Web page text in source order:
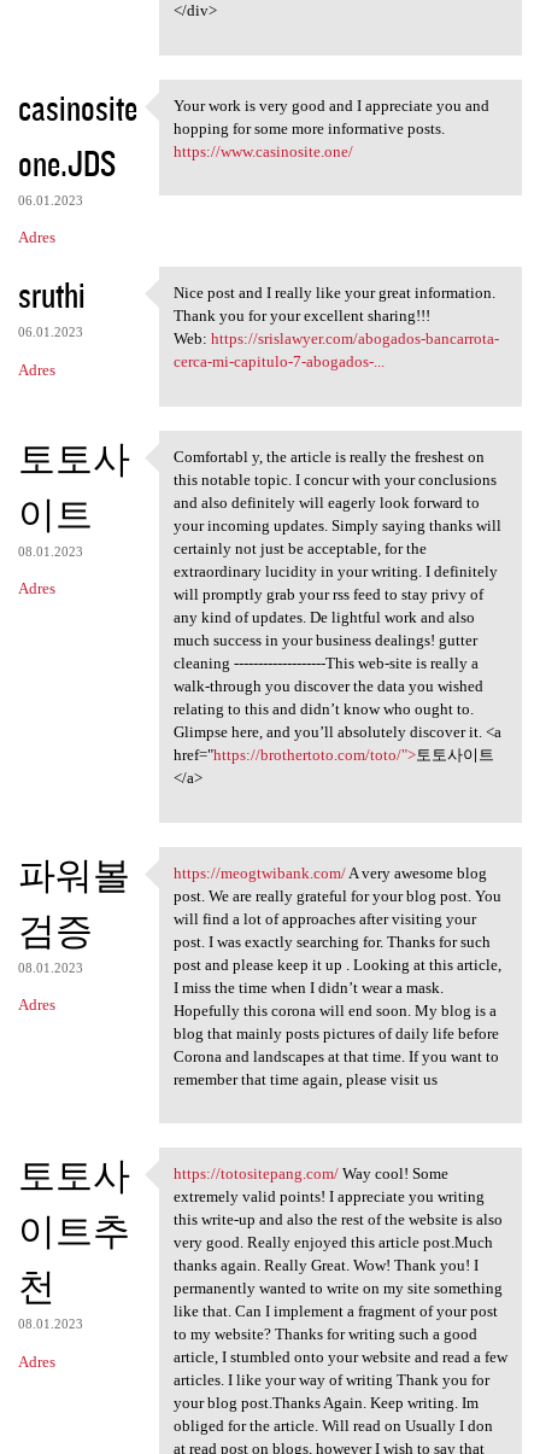
</div>
casinosite
one.JDS
06.01.2023
Adres
Your work is very good and I
Your work is very good and I appreciate you and
hopping for some more informative posts.
https://www.casinosite.one/
sruthi
06.01.2023
Adres
Nice post and I really like
Nice post and I really like your great information.
Thank you for your excellent sharing!!!
Web: https://srislawyer.com/abogados-bancarrota-
cerca-mi-capitulo-7-abogados-...
토토사
이트
08.01.2023
Adres
Comfortabl y, the article is
Comfortabl y, the article is really the freshest on
this notable topic. I concur with your conclusions
and also definitely will eagerly look forward to
your incoming updates. Simply saying thanks will
certainly not just be acceptable, for the
extraordinary lucidity in your writing. I definitely
will promptly grab your rss feed to stay privy of
any kind of updates. De lightful work and also
much success in your business dealings! gutter
cleaning -------------------This web-site is really a
walk-through you discover the data you wished
relating to this and didn’t know who ought to.
Glimpse here, and you’ll absolutely discover it. <a
href="https://brothertoto.com/toto/">토토사이트
</a>
파워볼
검증
08.01.2023
Adres
https://meogtwibank.com/ A
https://meogtwibank.com/A very awesome blog
post. We are really grateful for your blog post. You
will find a lot of approaches after visiting your
post. I was exactly searching for. Thanks for such
post and please keep it up . Looking at this article,
I miss the time when I didn’t wear a mask.
Hopefully this corona will end soon. My blog is a
blog that mainly posts pictures of daily life before
Corona and landscapes at that time. If you want to
remember that time again, please visit us
토토사
이트추
천
08.01.2023
Adres
https://totositepang.com/ Way
https://totositepang.com/Way cool! Some
extremely valid points! I appreciate you writing
this write-up and also the rest of the website is also
very good. Really enjoyed this article post.Much
thanks again. Really Great. Wow! Thank you! I
permanently wanted to write on my site something
like that. Can I implement a fragment of your post
to my website? Thanks for writing such a good
article, I stumbled onto your website and read a few
articles. I like your way of writing Thank you for
your blog post.Thanks Again. Keep writing. Im
obliged for the article. Will read on Usually I don
at read post on blogs, however I wish to say that